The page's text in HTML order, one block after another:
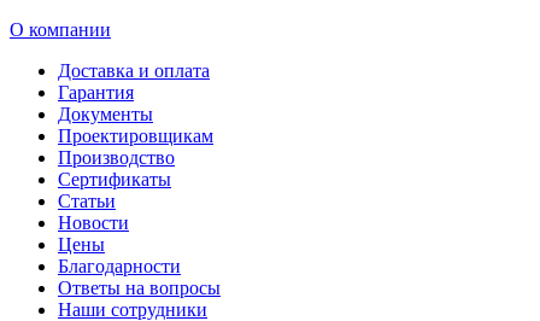
О компании
Доставка и оплата
Гарантия
Документы
Проектировщикам
Производство
Сертификаты
Статьи
Новости
Цены
Благодарности
Ответы на вопросы
Наши сотрудники